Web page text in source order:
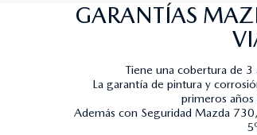
GARANTÍAS
Tiene una cobertura de
La garantía de pintura y
primeros
Además con Seguridad Mazda